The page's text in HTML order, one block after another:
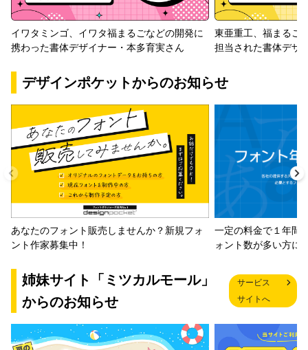
イワタミンゴ、イワタ福まるごなどの開発に
携わった書体デザイナー・本多育実さん
東亜重工、福まるご
担当された書体デザ
デザインポケットからのお知らせ
あなたのフォント販売しませんか？新規フォ
ント作家募集中！
一定の料金で１年間
ォント数が多い方に
姉妹サイト「ミツカルモール」
からのお知らせ
サービス
サイトへ